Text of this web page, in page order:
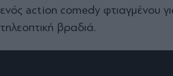
ενός action comedy φτιαγμένου
τηλεοπτική βραδιά.